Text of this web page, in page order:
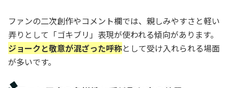
ファンの二次創作やコメント欄では、親しみやすさと軽い
弄りとして「ゴキブリ」表現が使われる傾向があります。
ジョークと敬意が混ざった呼称として受け入れられる場面
が多いです。